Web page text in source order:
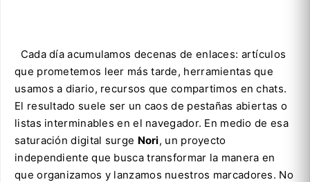
Cada día acumulamos decenas de enlaces: artículos
que prometemos leer más tarde, herramientas que
usamos a diario, recursos que compartimos en chats.
El resultado suele ser un caos de pestañas abiertas o
listas interminables en el navegador. En medio de esa
saturación digital surge Nori, un proyecto
independiente que busca transformar la manera en
que organizamos y lanzamos nuestros marcadores. No